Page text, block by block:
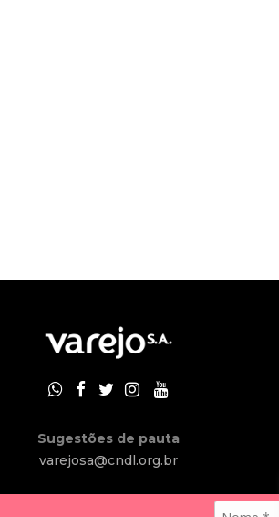
Sugestões de pauta
varejosa@cndl.org.br